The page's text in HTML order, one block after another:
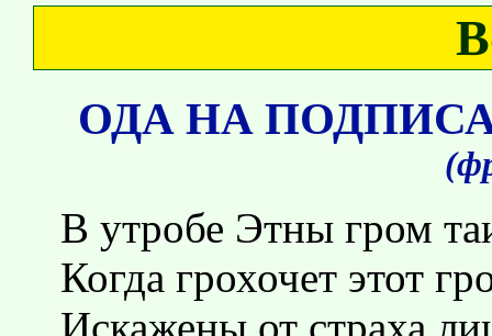
ОДА НА
В утробе Этны гром
Когда грохочет этот
Искажены от страха